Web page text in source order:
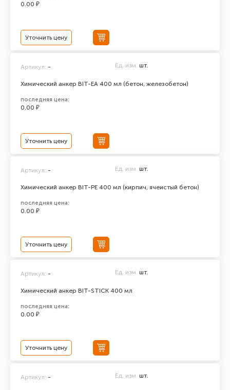
0.00 ₽
Уточнить цену
Химический анкер BIT-EA 400 мл (бетон, железобетон)
Артикул: - Ед. изм. шт.
последняя цена:
0.00 ₽
Уточнить цену
Химический анкер BIT-PE 400 мл (кирпич, ячеистый бетон)
Артикул: - Ед. изм. шт.
последняя цена:
0.00 ₽
Уточнить цену
Химический анкер BIT-STICK 400 мл
Артикул: - Ед. изм. шт.
последняя цена:
0.00 ₽
Уточнить цену
Артикул: - Ед. изм. шт.